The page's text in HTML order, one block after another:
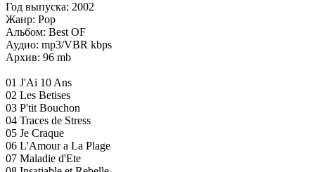
Год выпуска: 2002
Жанр: Pop
Альбом: Best OF
Аудио: mp3/VBR kbps
Архив: 96 mb
01 J'Ai 10 Ans
02 Les Betises
03 P'tit Bouchon
04 Traces de Stress
05 Je Craque
06 L'Amour a La Plage
07 Maladie d'Ete